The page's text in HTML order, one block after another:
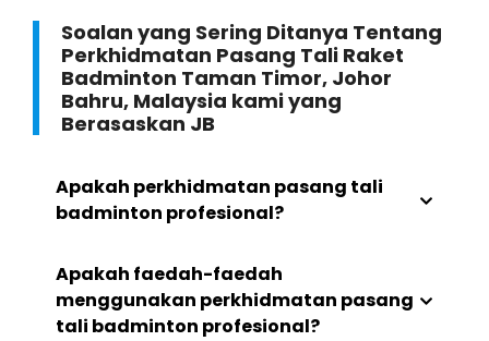
Soalan yang Sering Ditanya Tentang
Perkhidmatan Pasang Tali Raket
Badminton Taman Timor, Johor
Bahru, Malaysia kami yang
Berasaskan JB
Apakah perkhidmatan pasang tali
badminton profesional?
Apakah faedah-faedah
menggunakan perkhidmatan pasang
tali badminton profesional?